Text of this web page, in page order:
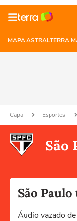
MAPA ASTRALTERRA
Capa Esportes
São
São
Áudio vazado